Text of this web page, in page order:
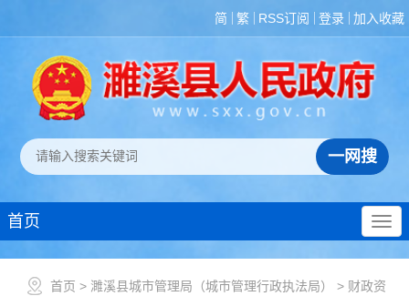
简 繁 RSS订阅 登录 加入收藏
首页
首页 > 濉溪县城市管理局（城市管理行政执法局） > 财政资